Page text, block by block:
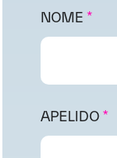
NOME *
APELIDO *